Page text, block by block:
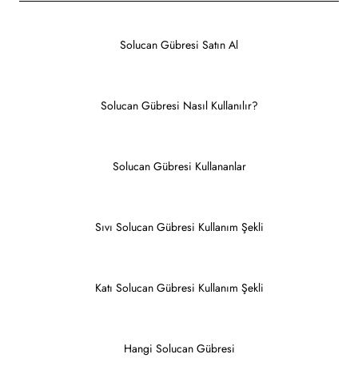
Solucan Gübresi Satın Al
Solucan Gübresi Nasıl Kullanılır?
Solucan Gübresi Kullananlar
Sıvı Solucan Gübresi Kullanım Şekli
Katı Solucan Gübresi Kullanım Şekli
Hangi Solucan Gübresi